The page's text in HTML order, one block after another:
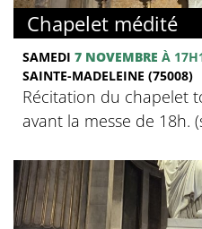
Chapelet médité
SAMEDI 7 NOVEMBRE À
SAINTE-MADELEINE (75008)
Récitation du chapelet
avant la messe de 18h.